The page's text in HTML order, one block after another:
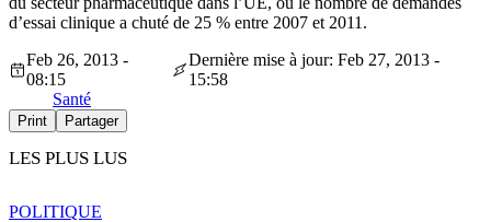
d’essai clinique a chuté de 25 % entre 2007 et 2011.
Feb 26, 2013 -
08:15
Dernière mise à jour: Feb 27, 2013 -
15:58
Santé
Print Partager
LES PLUS LUS
POLITIQUE